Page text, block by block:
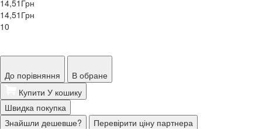
14,51 Грн
14,51 Грн
10
До порівняння
В обране
Купити У кошику
Швидка покупка
Знайшли дешевше?
Перевірити ціну партнера